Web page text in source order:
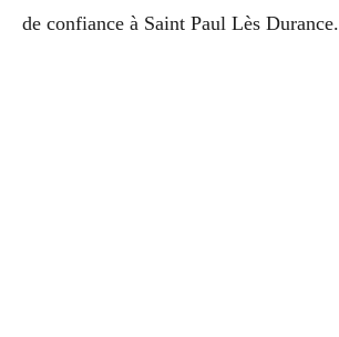
de confiance à Saint Paul Lès Durance.